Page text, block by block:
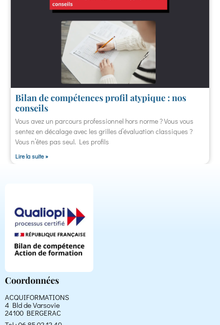
Bilan de compétences profil atypique : nos
conseils
Vous avez un parcours professionnel hors norme ? Vous vous
sentez en décalage avec les grilles d’évaluation classiques ?
Vous n’êtes pas seul. Les profils
Lire la suite »
Coordonnées
ACQUIFORMATIONS
4 Bld de Varsovie
24100 BERGERAC